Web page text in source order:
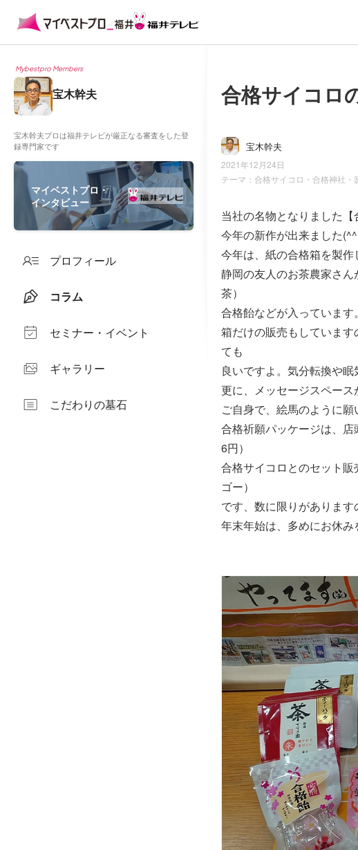
Mybestpro Members
宝木幹夫
宝木幹夫プロは福井テレビが厳正なる審査をした登
録専門家です
マイベストプロ・
インタビュー
プロフィール
コラム
セミナー・イベント
ギャラリー
こだわりの墓石
合格サイコロ
宝木幹夫
2021年12月24日
テーマ： 合格サイコロ・合格神社・
当社の名物となりました【
今年の新作が出来ました
今年は、紙の合格箱を製作
静岡の友人のお茶農家さ
茶）
合格飴などが入っています。
箱だけの販売もしていま
ても
良いですよ。気分転換や
更に、メッセージスペー
ご自身で、絵馬のように願
合格祈願パッケージは、
6円）
合格サイコロとのセット
ゴー）
です、数に限りがあります
年末年始は、多めにお休み